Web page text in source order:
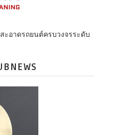
ะอาดรถยนต์ครบวงจรระดับ